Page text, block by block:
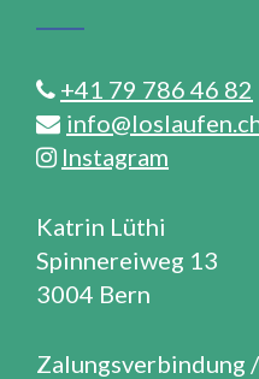
+41 79 786 46 82
Instagram
Katrin Lüthi
Spinnereiweg 13
3004 Bern
Zalungsverbindung